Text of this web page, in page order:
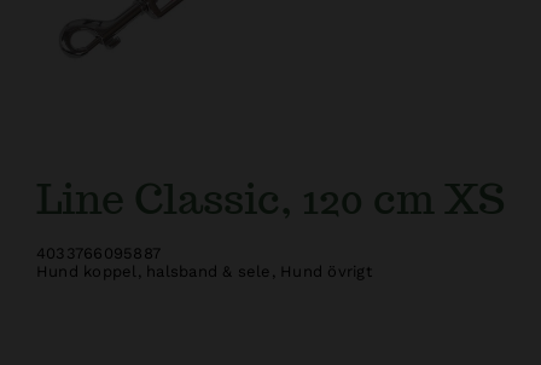
Line Classic, 120 cm XS
4033766095887
Hund koppel, halsband & sele
Hund övrigt